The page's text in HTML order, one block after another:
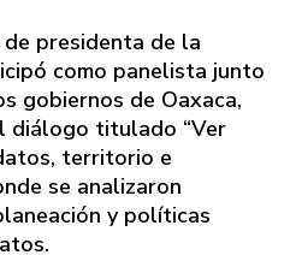
presidenta de la
como panelista junto
gobiernos de Oaxaca,
diálogo titulado “Ver
territorio e
se analizaron
y políticas